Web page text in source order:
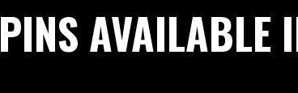
PINS AVAILABLE